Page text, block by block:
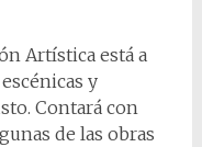
Artística está a
y
Contará con
de las obras